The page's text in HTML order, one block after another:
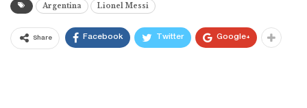
Argentina Lionel Messi
Share Facebook Twitter Google+